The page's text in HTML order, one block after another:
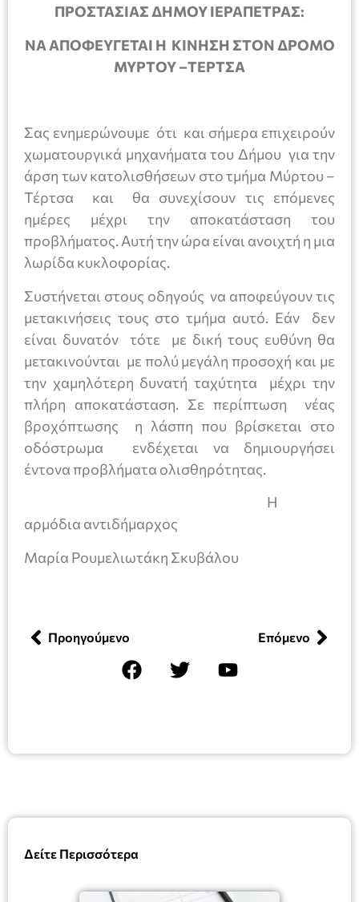
Δείτε Περισσότερα
ΠΡΟΣΤΑΣΙΑΣ ΔΗΜΟΥ ΙΕΡΑΠΕΤΡΑΣ:
ΝΑ ΑΠΟΦΕΥΓΕΤΑΙ Η ΚΙΝΗΣΗ ΣΤΟΝ ΔΡΟΜΟ
ΜΥΡΤΟΥ –ΤΕΡΤΣΑ
Σας ενημερώνουμε ότι και σήμερα επιχειρούν
χωματουργικά μηχανήματα του Δήμου για την
άρση των κατολισθήσεων στο τμήμα Μύρτου –
Τέρτσα και θα συνεχίσουν τις επόμενες
ημέρες μέχρι την αποκατάσταση του
προβλήματος. Αυτή την ώρα είναι ανοιχτή η μια
λωρίδα κυκλοφορίας.
Συστήνεται στους οδηγούς να αποφεύγουν τις
μετακινήσεις τους στο τμήμα αυτό. Εάν δεν
είναι δυνατόν τότε με δική τους ευθύνη θα
μετακινούνται με πολύ μεγάλη προσοχή και με
την χαμηλότερη δυνατή ταχύτητα μέχρι την
πλήρη αποκατάσταση. Σε περίπτωση νέας
βροχόπτωσης η λάσπη που βρίσκεται στο
οδόστρωμα ενδέχεται να δημιουργήσει
έντονα προβλήματα ολισθηρότητας.
Η
αρμόδια αντιδήμαρχος
Μαρία Ρουμελιωτάκη Σκυβάλου
Προηγούμενο Επόμενο